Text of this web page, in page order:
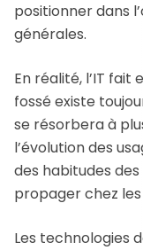
positionner dans
générales.
En réalité, l’IT fait
fossé existe
se résorbera à
l’évolution des
des habitudes
propager chez
Les technologies